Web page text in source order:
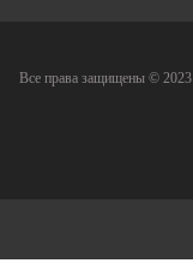
Все права защищены © 2023